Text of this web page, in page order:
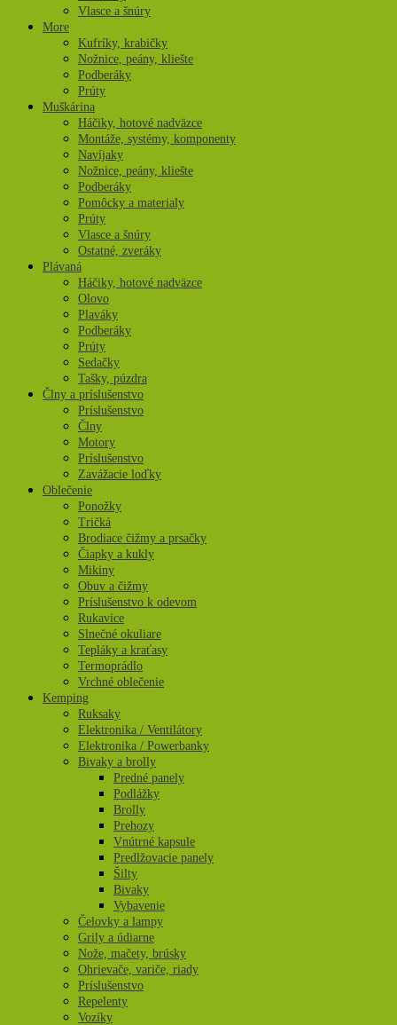
Vlasce a šnúry
More
Kufríky, krabičky
Nožnice, peány, kliešte
Podberáky
Prúty
Muškárina
Háčiky, hotové nadväzce
Montáže, systémy, komponenty
Navíjaky
Nožnice, peány, kliešte
Podberáky
Pomôcky a materialy
Prúty
Vlasce a šnúry
Ostatné, zveráky
Plávaná
Háčiky, hotové nadväzce
Olovo
Plaváky
Podberáky
Prúty
Sedačky
Tašky, púzdra
Člny a príslušenstvo
Príslušenstvo
Člny
Motory
Príslušenstvo
Zavážacie loďky
Oblečenie
Ponožky
Tričká
Brodiace čižmy a prsačky
Čiapky a kukly
Mikiny
Obuv a čižmy
Príslušenstvo k odevom
Rukavice
Slnečné okuliare
Tepláky a kraťasy
Termoprádlo
Vrchné oblečenie
Kemping
Ruksaky
Elektronika / Ventilátory
Elektronika / Powerbanky
Bivaky a brolly
Predné panely
Podlážky
Brolly
Prehozy
Vnútrné kapsule
Predlžovacie panely
Šilty
Bivaky
Vybavenie
Čelovky a lampy
Grily a údiarne
Nože, mačety, brúsky
Ohrievače, variče, riady
Príslušenstvo
Repelenty
Vozíky